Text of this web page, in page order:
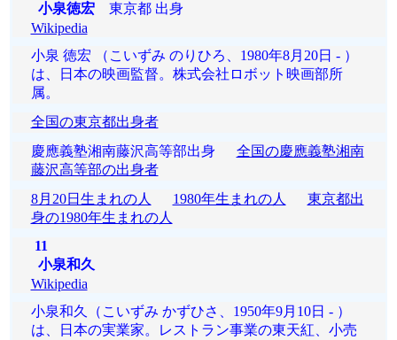
小泉徳宏東京都 出身
Wikipedia
小泉 徳宏 （こいずみ のりひろ、1980年8月20日 - ）
は、日本の映画監督。株式会社ロボット映画部所
属。
全国の東京都出身者
慶應義塾湘南藤沢高等部出身 全国の慶應義塾湘南
藤沢高等部の出身者
8月20日生まれの人
1980年生まれの人
東京都出
身の1980年生まれの人
11
小泉和久
Wikipedia
小泉和久（こいずみ かずひさ、1950年9月10日 - ）
は、日本の実業家。レストラン事業の東天紅、小売